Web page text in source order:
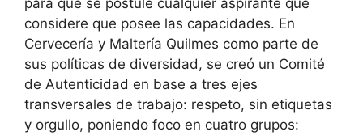
para que se postule cualquier aspirante que
considere que posee las capacidades. En
Cervecería y Maltería Quilmes como parte de
sus políticas de diversidad, se creó un Comité
de Autenticidad en base a tres ejes
transversales de trabajo: respeto, sin etiquetas
y orgullo, poniendo foco en cuatro grupos: